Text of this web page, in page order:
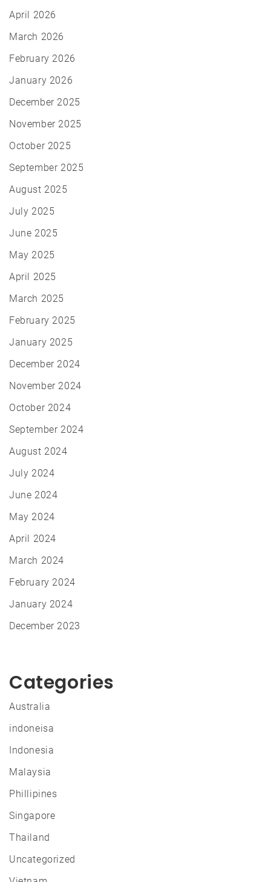
April 2026
March 2026
February 2026
January 2026
December 2025
November 2025
October 2025
September 2025
August 2025
July 2025
June 2025
May 2025
April 2025
March 2025
February 2025
January 2025
December 2024
November 2024
October 2024
September 2024
August 2024
July 2024
June 2024
May 2024
April 2024
March 2024
February 2024
January 2024
December 2023
Categories
Australia
indoneisa
Indonesia
Malaysia
Phillipines
Singapore
Thailand
Uncategorized